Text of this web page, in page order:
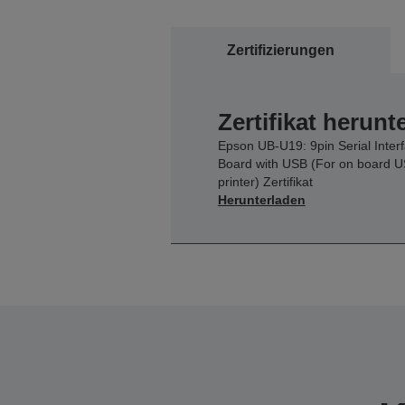
Zertifizierungen
Zertifikat
Epson UB-U19: 9pin Serial
Board with USB (For on board
printer) Zertifikat
Herunterladen